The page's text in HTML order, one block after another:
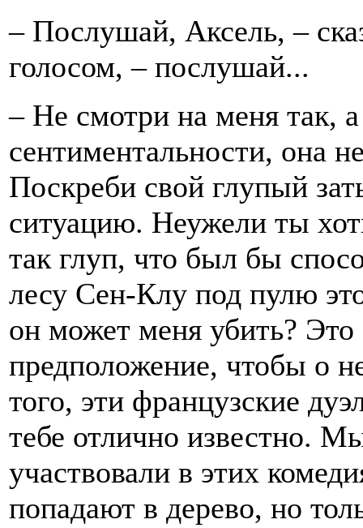
– Послушай, Аксель, –
голосом, – послушай...
– Не смотри на меня так,
сентиментальности, она
Поскреби свой глупый
ситуацию. Неужели ты
так глуп, что был бы
лесу Сен-Клу под пулю
он может меня убить?
предположение, чтобы о
того, эти французские
тебе отлично известно.
участвовали в этих
попадают в дерево, но